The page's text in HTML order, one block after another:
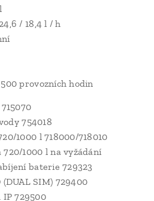
/ 18,4 l / h
provozních hodin
754018
1000 l 718000/718010
1000 l na vyžádání
baterie 729323
SIM) 729400
729500